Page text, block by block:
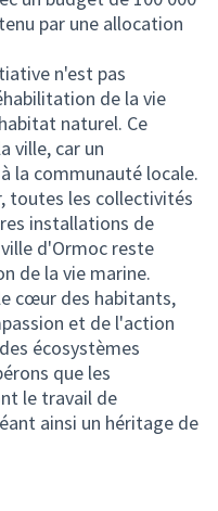
par une allocation
n'est pas
de la vie
naturel. Ce
ville, car un
la communauté locale.
toutes les collectivités
installations de
d'Ormoc reste
de la vie marine.
cœur des habitants,
et de l'action
écosystèmes
que les
le travail de
ainsi un héritage de